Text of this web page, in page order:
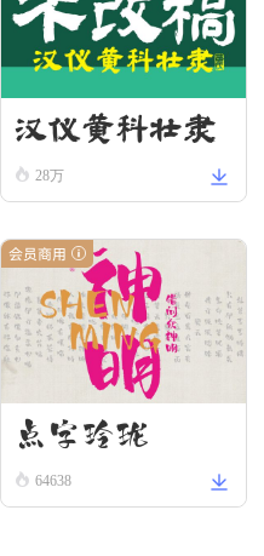
汉仪黄科壮隶
W28万
会员商用
点字玲珑
64638